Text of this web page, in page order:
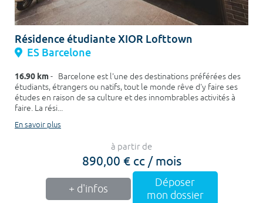
Résidence étudiante XIOR Lofttown
ES Barcelone
16.90 km- Barcelone est l'une des destinations préférées des
étudiants, étrangers ou natifs, tout le monde rêve d'y faire ses
études en raison de sa culture et des innombrables activités à
faire. La rési...
En savoir plus
à partir de
890,00 € cc / mois
+ d'infos
Déposer
mon dossier